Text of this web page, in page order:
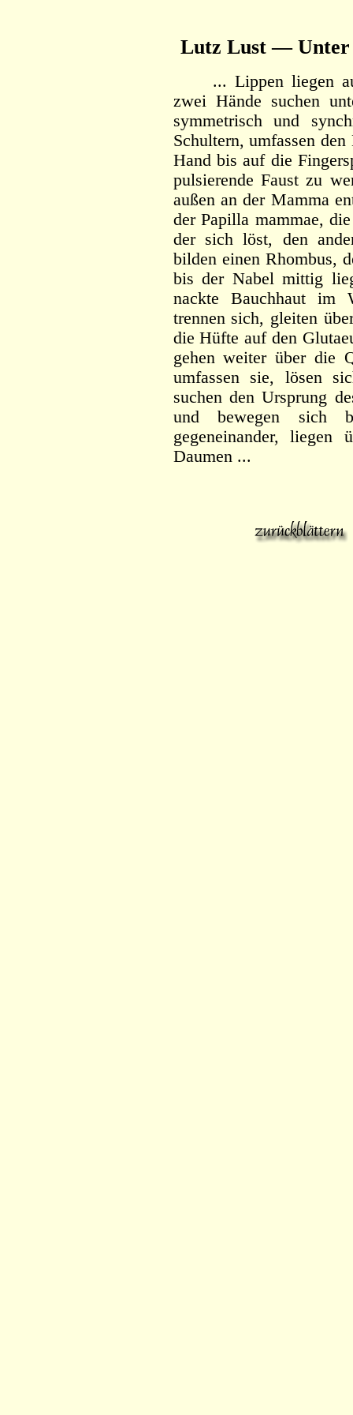
Lutz Lust — Unter
... Lippen liegen
zwei Hände suchen
symmetrisch und
Schultern, umfassen
Hand bis auf die
pulsierende Faust zu
außen an der Mamma
der Papilla mammae,
der sich löst, den
bilden einen Rhombus,
bis der Nabel mittig
nackte Bauchhaut im
trennen sich, gleiten
die Hüfte auf den
gehen weiter über die
umfassen sie, lösen
suchen den Ursprung
und bewegen sich
gegeneinander,
Daumen ...